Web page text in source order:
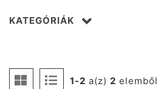
1-2 a(z) 2 elemből
KATEGÓRIÁK